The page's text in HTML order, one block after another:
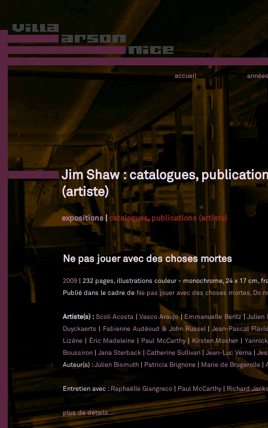
accueil années
Jim Shaw : catalogues,
(artiste)
expositions|catalogues, publications (artiste)
Ne pas jouer avec des choses mortes
2009 | 232 pages, illustrations couleur - monochrome, 24 x 17 cm,
Publié dans le cadre de Ne pas jouer avec des choses mortes, Do
Artiste(s) : Scoli Acosta |Vasco Araujo|Emmanuelle Bentz|Julien
Duyckaerts | Fabienne Audéoud & John Russel |Jean-Pascal
Lizène | Éric Madeleine | Paul McCarthy| Kirsten Mosher|
Boussiron | Jana Sterback | Catherine Sullivan|Jean-Luc Verna |
Auteur(s) :Julien Bismuth | Patricia Brignone | Marie de Brugerolle |
Entretien avec :Raphaëlle Giangreco | Paul McCarthy | Richard
plus de détails...